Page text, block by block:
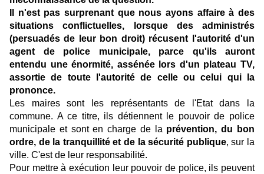
Il n'est pas surprenant que nous ayons affaire à des
situations conflictuelles, lorsque des administrés
(persuadés de leur bon droit) récusent l'autorité d'un
agent de police municipale, parce qu'ils auront
entendu une énormité, assénée lors d'un plateau TV,
assortie de toute l'autorité de celle ou celui qui la
prononce.
Les maires sont les représentants de l'Etat dans la
commune. A ce titre, ils détiennent le pouvoir de police
municipale et sont en charge de la prévention, du bon
ordre, de la tranquillité et de la sécurité publique, sur la
ville. C'est de leur responsabilité.
Pour mettre à exécution leur pouvoir de police, ils peuvent